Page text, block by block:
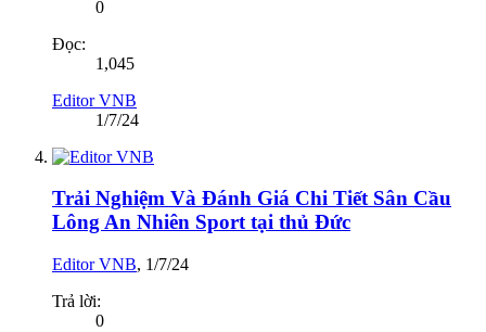
0
Đọc:
1,045
Editor VNB
1/7/24
Trải Nghiệm Và Đánh Giá Chi Tiết Sân Cầu
Lông An Nhiên Sport tại thủ Đức
Editor VNB, 1/7/24
Trả lời:
0